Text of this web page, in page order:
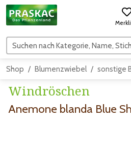
Shop Blumenzwiebel sonstige
Windröschen
Anemone blanda Blue